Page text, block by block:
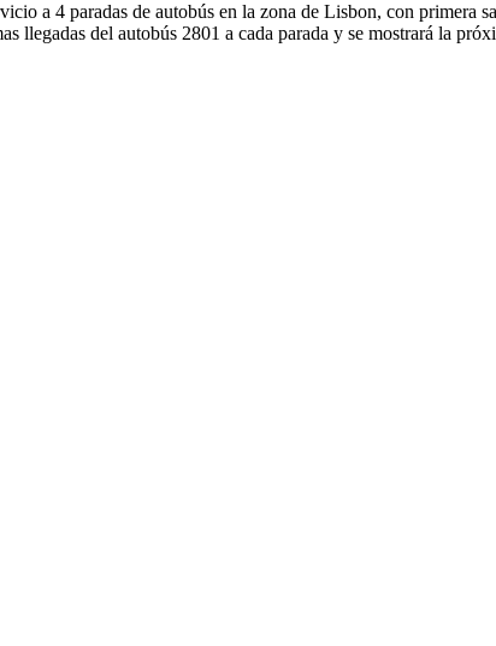
a 4 paradas de autobús en la zona de Lisbon, con primera
del autobús 2801 a cada parada y se mostrará la